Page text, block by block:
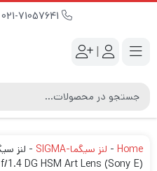
|
Home
- لنز سیگما-SIGMA -
f/1.4 DG HSM Art Lens (Sony E)